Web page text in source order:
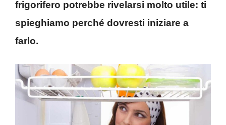
frigorifero potrebbe rivelarsi molto utile: ti
spieghiamo perché dovresti iniziare a
farlo.